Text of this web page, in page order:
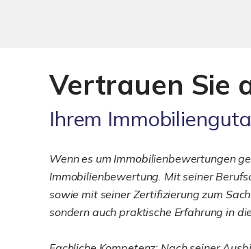
Vertrauen Sie
Ihrem
Wenn es um Immobilienbewertungen
Immobilienbewertung. Mit seiner
sowie mit seiner Zertifizierung zum
sondern auch praktische Erfahrung in